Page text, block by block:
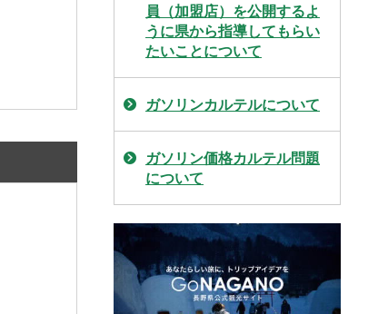
員（加盟店）を公開するよ
うに県から指導してもらい
たいことについて
ガソリンカルテルについて
ガソリン価格カルテル問題
について